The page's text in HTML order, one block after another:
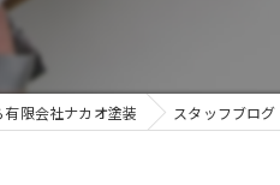
限会社ナカオ塗装 スタッフブログ